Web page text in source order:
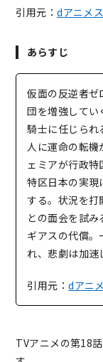
引用元：dアニメ
あらすじ
仮面の反逆者ゼ
団を増強してい
騎士に任じられ
人に運命の転
ェミアが行政
特区日本の実現
する。状況を打
との面会を試み
ギアスの代償。
れ、悲劇は加速し
引用元：dアニ
TVアニメの第18